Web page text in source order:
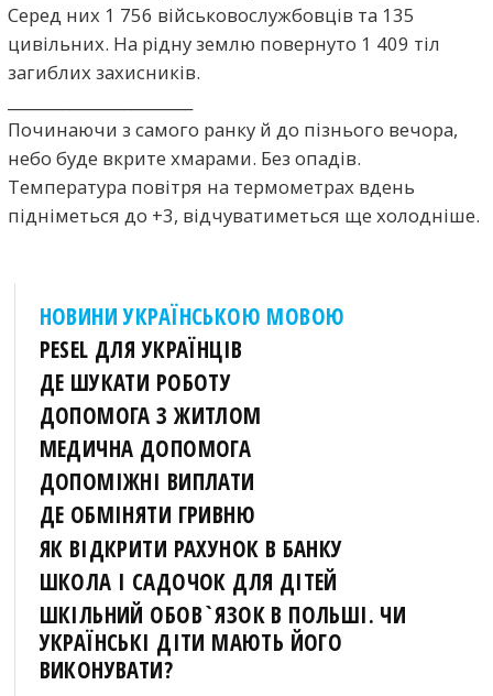
Серед них 1 756 військовослужбовців та 135
цивільних. На рідну землю повернуто 1 409 тіл
загиблих захисників.
Починаючи з самого ранку й до пізнього вечора,
небо буде вкрите хмарами. Без опадів.
Температура повітря на термометрах вдень
підніметься до +3, відчуватиметься ще холодніше.
НОВИНИ УКРАЇНСЬКОЮ МОВОЮ
PESEL ДЛЯ УКРАЇНЦІВ
ДЕ ШУКАТИ РОБОТУ
ДОПОМОГА З ЖИТЛОМ
МЕДИЧНА ДОПОМОГА
ДОПОМІЖНІ ВИПЛАТИ
ДЕ ОБМІНЯТИ ГРИВНЮ
ЯК ВІДКРИТИ РАХУНОК В БАНКУ
ШКОЛА І САДОЧОК ДЛЯ ДІТЕЙ
ШКІЛЬНИЙ ОБОВ`ЯЗОК В ПОЛЬШІ. ЧИ
УКРАЇНСЬКІ ДІТИ МАЮТЬ ЙОГО
ВИКОНУВАТИ?